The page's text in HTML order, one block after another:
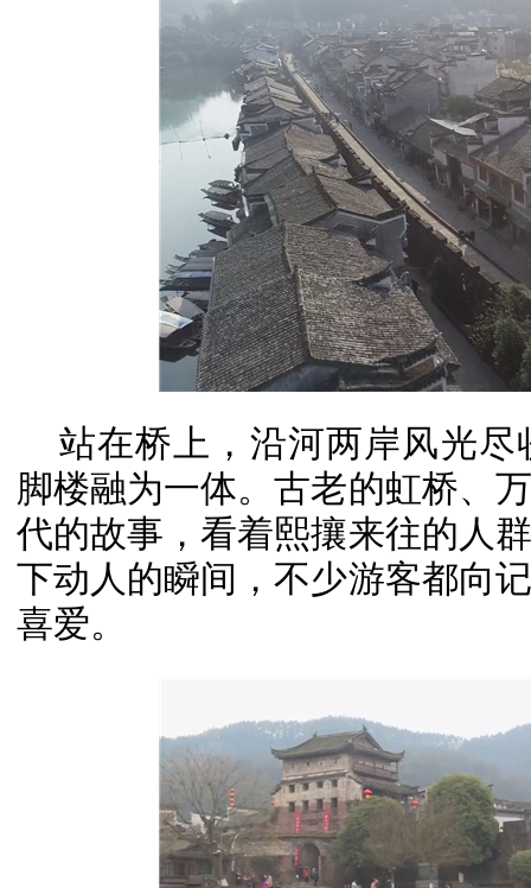
站在桥上，沿河两岸风光
脚楼融为一体。古老的虹桥、
代的故事，看着熙攘来往的人
下动人的瞬间，不少游客都向
喜爱。